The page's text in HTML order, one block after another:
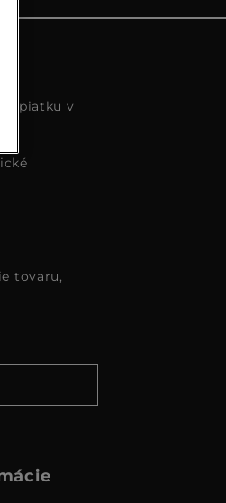
piatku v
tovaru,